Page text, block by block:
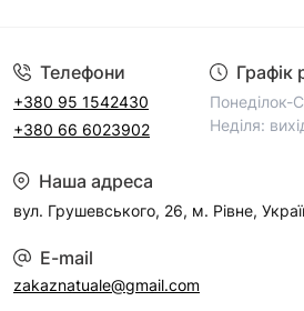
Телефони
+380 95 1542430
+380 66 6023902
Графік
Понеділок-
Неділя:
Наша адреса
вул. Грушевського, 26, м. Рівне,
E-mail
zakaznatuale@gmail.com